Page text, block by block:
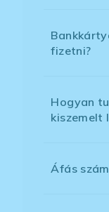
fizetni?
Hogyan
kiszemelt
Áfás